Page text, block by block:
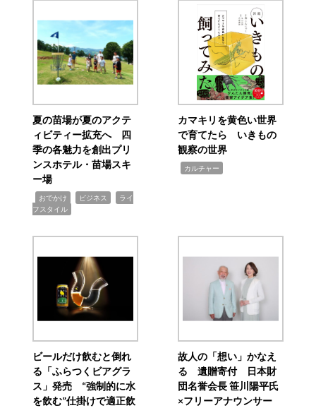
夏の苗場が夏のアクテ
ィビティー拡充へ 四
季の各魅力を創出プリ
ンスホテル・苗場スキ
ー場
おでかけ ビジネス
ライ
フスタイル
カマキリを黄色い世界
で育てたら いきもの
観察の世界
カルチャー
ビールだけ飲むと倒れ
る「ふらつくビアグラ
ス」発売 “強制的に水
を飲む”仕掛けで適正飲
故人の「想い」かなえ
る 遺贈寄付 日本財
団名誉会長 笹川陽平氏
×フリーアナウンサー